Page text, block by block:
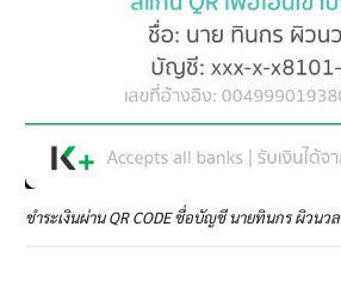
ชำระเงินผ่าน QR CODE ชื่อบัญชี นายทินกร ผิวนวล